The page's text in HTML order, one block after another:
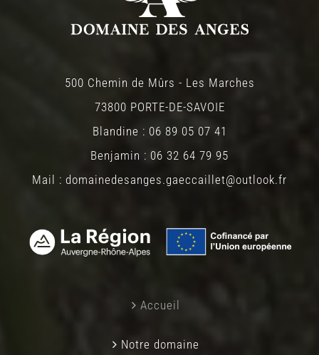
500 Chemin de Mûrs - Les Marches
73800 PORTE-DE-SAVOIE
Blandine : 06 89 05 07 41
Benjamin : 06 32 64 79 95
Mail : domainedesanges.gaeccaillet@outlook.fr
Accueil
Notre domaine